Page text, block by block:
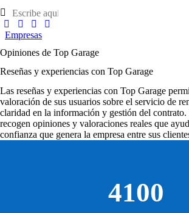
Empresas
Opiniones de Top Garage
Reseñas y experiencias con Top Garage
Las reseñas y experiencias con Top Garage
valoración de sus usuarios sobre el servicio de
claridad en la información y gestión del contrato.
recogen opiniones y valoraciones reales que
confianza que genera la empresa entre sus
4100